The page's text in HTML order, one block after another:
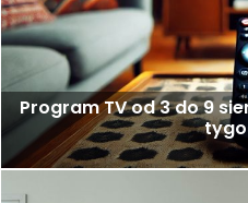
Program TV od 3 do 9